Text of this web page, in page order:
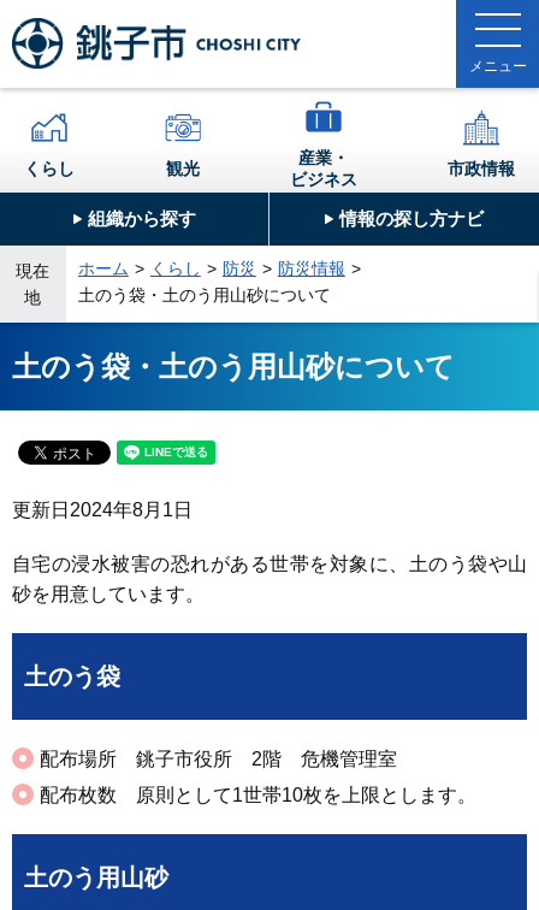
組織から探す 情報の探し方ナビ
くらし 観光
産業・
ビジネス
市政情報
現在
地
ホーム くらし 防災
防災情報
土のう袋・土のう用山砂について
土のう袋・土のう用山砂について
更新日 2024年8月1日
自宅の浸水被害の恐れがある世帯を対象に、土のう袋や山
砂を用意しています。
土のう袋
配布場所 銚子市役所 2階 危機管理室
配布枚数 原則として1世帯10枚を上限とします。
土のう用山砂